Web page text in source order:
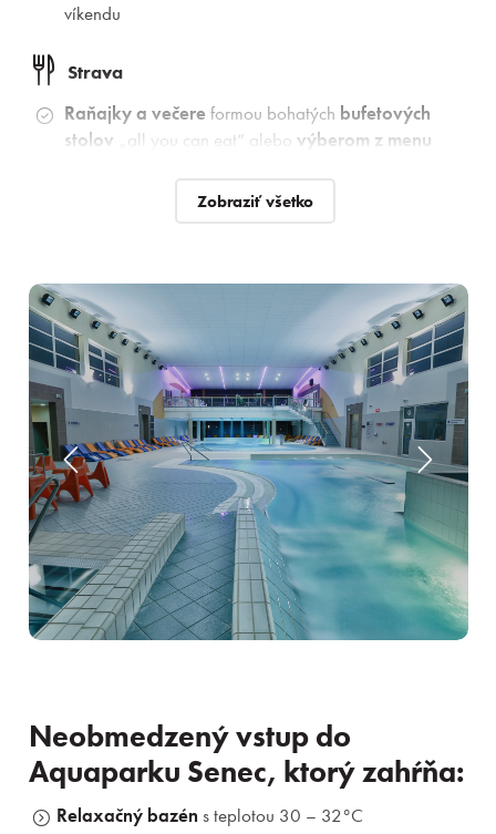
víkendu
Strava
Raňajky a večereformou bohatých bufetových
stolov „all you can eat“ alebo výberom z menu
Wellness a relax
Wellness
Ďalšie služby v cene balíka
Bezplatné parkovanie
Kvalitné
Wifi pripojenie
Zobraziť všetko
Neobmedzený vstup do
Aquaparku Senec, ktorý zahŕňa:
Relaxačný bazén s teplotou 30 – 32°C